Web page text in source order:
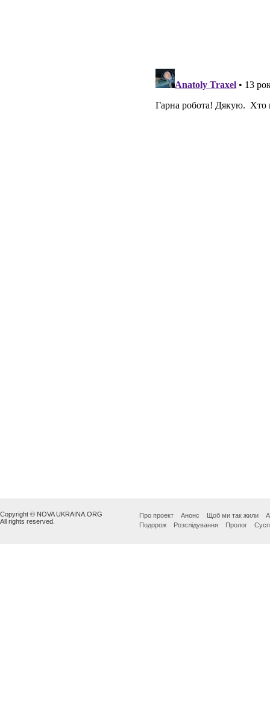
Copyright © NOVA UKRAINA.ORG
All rights reserved.
Про проект Анонс Щоб ми так жили
Подорож
Розслідування Пролог